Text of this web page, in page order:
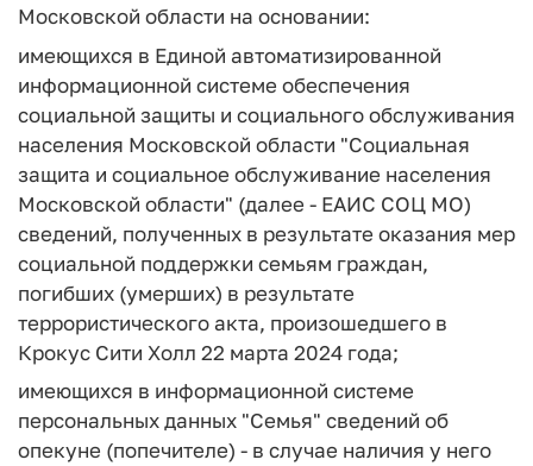
Московской области на основании:
имеющихся в Единой автоматизированной
информационной системе обеспечения
социальной защиты и социального обслуживания
населения Московской области "Социальная
защита и социальное обслуживание населения
Московской области" (далее - ЕАИС СОЦ МО)
сведений, полученных в результате оказания мер
социальной поддержки семьям граждан,
погибших (умерших) в результате
террористического акта, произошедшего в
Крокус Сити Холл 22 марта 2024 года;
имеющихся в информационной системе
персональных данных "Семья" сведений об
опекуне (попечителе) - в случае наличия у него